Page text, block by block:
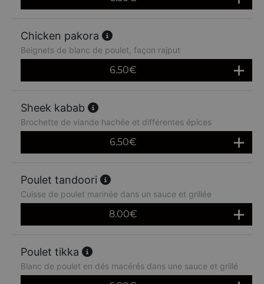
Chicken pakora
Beignets de blanc de poulet, façon rajput
6.50€
Sheek kabab
Brochette de viande hachée et différentes épices
6.50€
Poulet tandoori
Cuisse de poulet marinée dans un sauce et grillée
8.00€
Poulet tikka
Blanc de poulet en dés macérés dans une sauce et grillé